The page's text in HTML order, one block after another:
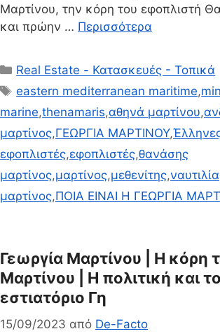
Μαρτίνου, την κόρη του εφοπλιστή
και πρώην … Περισσότερα
Κατηγορίες
Real Estate - Κατασκευές - Τοπικά
Ετικέτες
eastern mediterranean maritime,
marine,thenamaris,αθηνά μαρτίνου,
μαρτίνος,ΓΕΩΡΓΙΑ ΜΑΡΤΙΝΟΥ,
εφοπλιστές,εφοπλιστές,θανάσης
μαρτίνος,μαρτίνος,μεθενίτης,ναυτιλία
μαρτίνος,ΠΟΙΑ ΕΙΝΑΙ Η ΓΕΩΡΓΙΑ
Γεωργία Μαρτίνου | Η κόρη
Μαρτίνου | Η πολιτική και
εστιατόριο Γη
15/09/2023 από De-Facto